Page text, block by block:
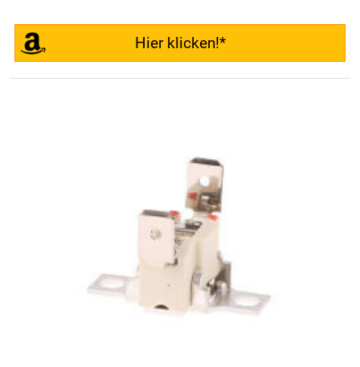
Hier klicken!*